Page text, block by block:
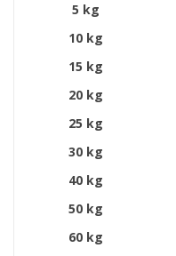
5 kg
10 kg
15 kg
20 kg
25 kg
30 kg
40 kg
50 kg
60 kg